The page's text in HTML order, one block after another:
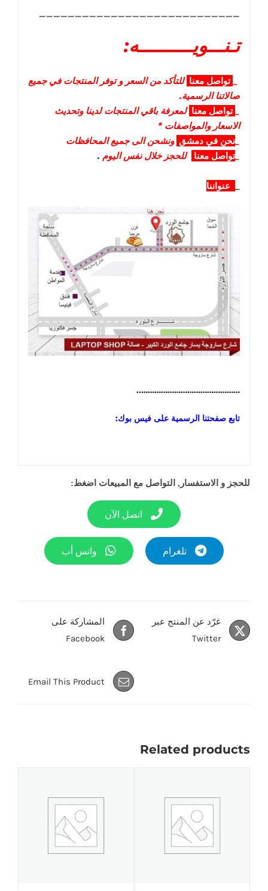
____________________________
تـنـــويــــــــــه:
تواصل معنا للتأكد من السعر و توفر المنتجات في جميع
صالاتنا الرسمية.
تواصل معنا لمعرفة باقي المنتجات لدينا وتحديث
الاسعار والمواصفات *
نحن في دمشق ونشحن الى جميع المحافظات
تواصل معنا للحجز خلال نفس اليوم .
عنواننا
………………………………………..
تابع صفحتنا الرسمية على فيس بوك:
للحجز و الاستفسار, التواصل مع المبيعات اضغط:
اتصل الآن
تلغرام واتس أب
المشاركة على
Facebook
غرّد عن المنتج عبر
Twitter
Email This Product
Related products